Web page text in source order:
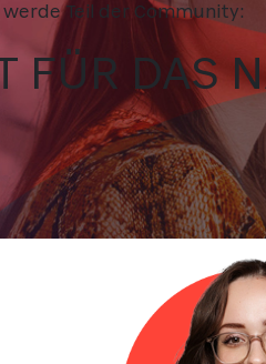
Teil der Community:
FÜR DAS